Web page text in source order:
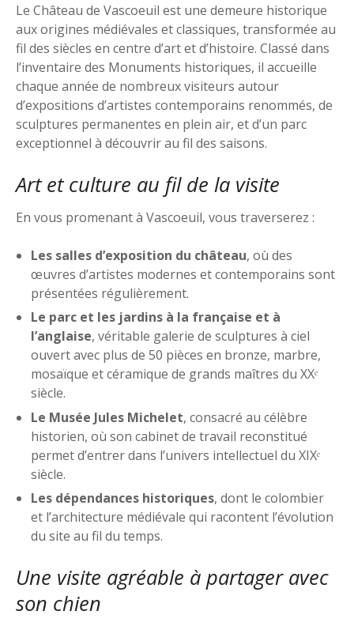
Le Château de Vascoeuil est une demeure historique
aux origines médiévales et classiques, transformée au
fil des siècles en centre d’art et d’histoire. Classé dans
l’inventaire des Monuments historiques, il accueille
chaque année de nombreux visiteurs autour
d’expositions d’artistes contemporains renommés, de
sculptures permanentes en plein air, et d’un parc
exceptionnel à découvrir au fil des saisons.
Art et culture au fil de la visite
En vous promenant à Vascoeuil, vous traverserez :
Les salles d’exposition du château, où des
œuvres d’artistes modernes et contemporains sont
présentées régulièrement.
Le parc et les jardins à la française et à
l’anglaise, véritable galerie de sculptures à ciel
ouvert avec plus de 50 pièces en bronze, marbre,
mosaïque et céramique de grands maîtres du XXᵉ
siècle.
Le Musée Jules Michelet, consacré au célèbre
historien, où son cabinet de travail reconstitué
permet d’entrer dans l’univers intellectuel du XIXᵉ
siècle.
Les dépendances historiques, dont le colombier
et l’architecture médiévale qui racontent l’évolution
du site au fil du temps.
Une visite agréable à partager avec
son chien